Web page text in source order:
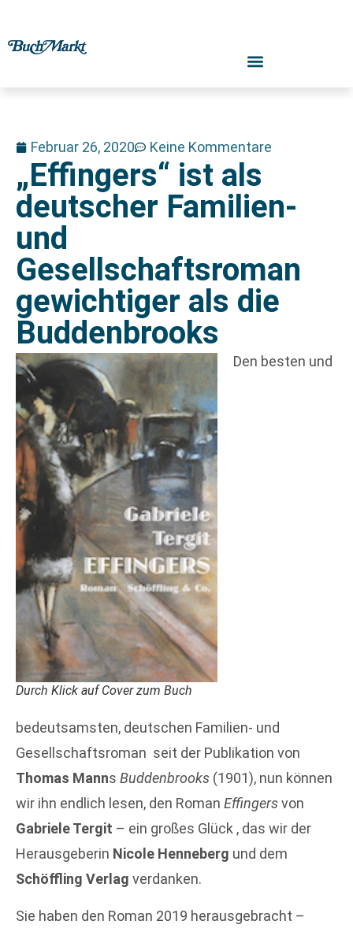
Februar 26, 2020 Keine Kommentare
„Effingers“ ist als
deutscher Familien-
und
Gesellschaftsroman
gewichtiger als die
Buddenbrooks
Durch Klick auf Cover zum Buch
Den besten und
bedeutsamsten, deutschen Familien- und
Gesellschaftsroman seit der Publikation von
Thomas Manns Buddenbrooks (1901), nun können
wir ihn endlich lesen, den Roman Effingersvon
Gabriele Tergit – ein großes Glück , das wir der
Herausgeberin Nicole Henneberg und dem
Schöffling Verlag verdanken.
Sie haben den Roman 2019 herausgebracht –